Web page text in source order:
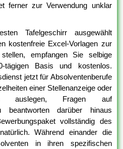
ferner zur Verwendung unklar
Tafelgeschirr ausgewählt
kostenfreie Excel-Vorlagen zur
empfangen Sie selbige
tägigen Basis und kostenlos.
jetzt für Absolventenberufe
einer Stellenanzeige oder
auslegen, Fragen auf
beantworten darüber hinaus
vollständig des
Während einander die
in ihren spezifischen